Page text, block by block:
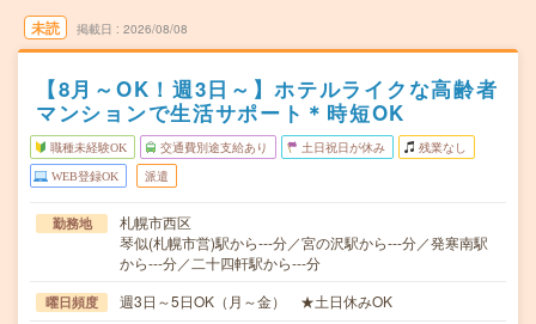
未読 掲載日 2026/08/08
【8月～OK！週3日～】ホテルライクな高齢者
マンションで生活サポート＊時短OK
職種未経験OK 交通費別途支給あり 土日祝日が休み 残業なし
WEB登録OK 派遣
勤務地
札幌市西区
琴似(札幌市営)駅から---分／宮の沢駅から---分／発寒南駅
から---分／二十四軒駅から---分
曜日頻度 週3日～5日OK（月～金） ★土日休みOK